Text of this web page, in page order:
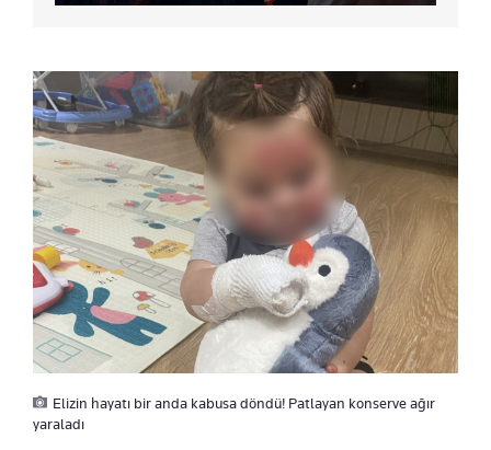
Elizin hayatı bir anda kabusa döndü! Patlayan konserve ağır
yaraladı